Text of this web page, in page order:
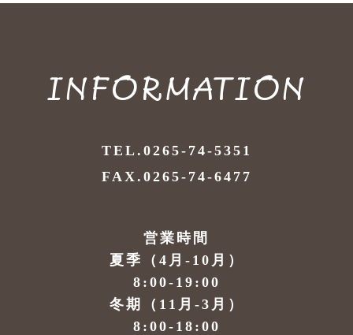
INFORMATION
TEL.0265-74-5351
FAX.0265-74-6477
営業時間
夏季（4月-10月）
8:00-19:00
冬期（11月-3月）
8:00-18:00